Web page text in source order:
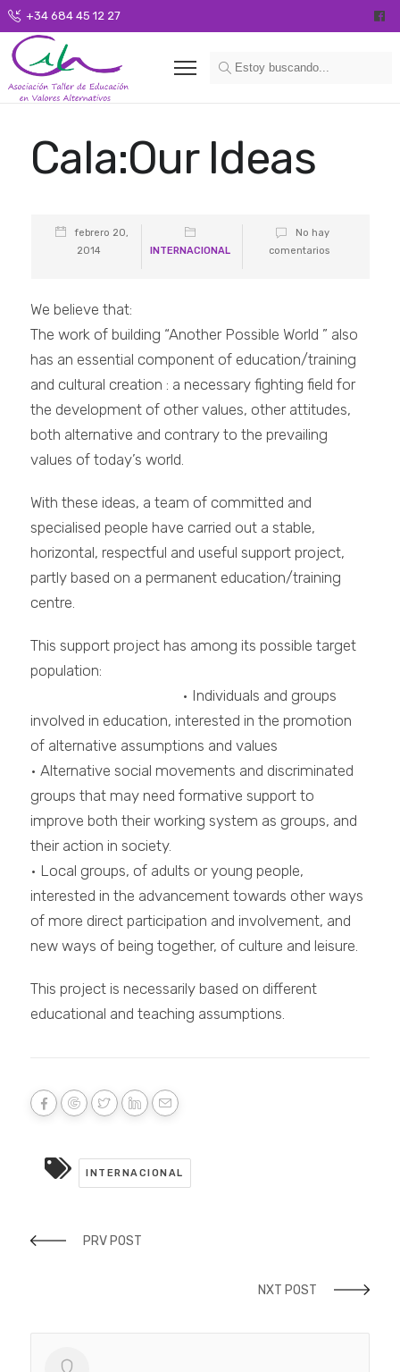
+34 684 45 12 27
Cala:Our Ideas
febrero 20,
2014
INTERNACIONAL
No hay
comentarios
We believe that:
The work of building “Another Possible World ” also
has an essential component of education/training
and cultural creation : a necessary fighting field for
the development of other values, other attitudes,
both alternative and contrary to the prevailing
values of today’s world.
With these ideas, a team of committed and
specialised people have carried out a stable,
horizontal, respectful and useful support project,
partly based on a permanent education/training
centre.
This support project has among its possible target
population:
• Individuals and groups
involved in education, interested in the promotion
of alternative assumptions and values
• Alternative social movements and discriminated
groups that may need formative support to
improve both their working system as groups, and
their action in society.
• Local groups, of adults or young people,
interested in the advancement towards other ways
of more direct participation and involvement, and
new ways of being together, of culture and leisure.
This project is necessarily based on different
educational and teaching assumptions.
INTERNACIONAL
PRV POST
NXT POST